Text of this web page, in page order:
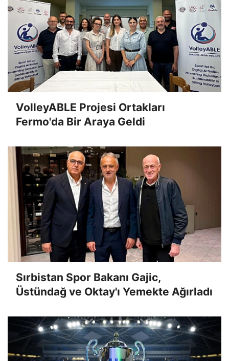
VolleyABLE Projesi Ortakları
Fermo'da Bir Araya Geldi
Sırbistan Spor Bakanı Gajic,
Üstündağ ve Oktay'ı Yemekte Ağırladı